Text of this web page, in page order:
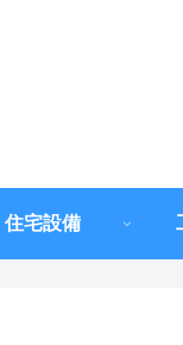
住宅設備